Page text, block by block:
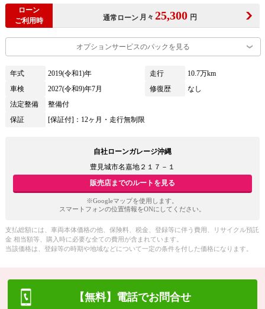
ローン
ご利用時
通常ローン 月々 25,300 円
オプションサービスのパックを見る
年式 2019(令和1)年 走行
10.7万km
車検
2027(令和9)年7月 修復歴
なし
法定整備
整備付
保証
[保証付]：12ヶ月・走行無制限
自社ローンガレージ沖縄
豊見城市名嘉地２１７－１
販売店までのルートを見る
※Googleマップを使用します。
スマートフォンの位置情報をONにしてください。
支払総額には、車両本体価格の他、保険料、税金、登録等に伴う費用、リサイクル預託
金 相当額等、購入時に必要な全ての費用が含まれています。
当該価格は、登録等の時期や地域などについて一定の条件を付した価格になります。
【無料】電話でお問合せ